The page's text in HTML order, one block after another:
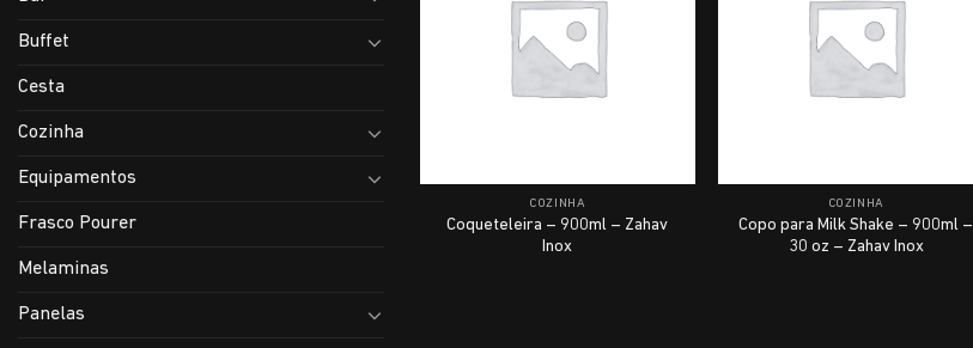
Buffet
Cesta
Cozinha
Equipamentos
Frasco Pourer
Melaminas
Panelas
COZINHA
Coqueteleira – 900ml – Zahav
Inox
COZINHA
Copo para Milk Shake – 900ml –
30 oz – Zahav Inox